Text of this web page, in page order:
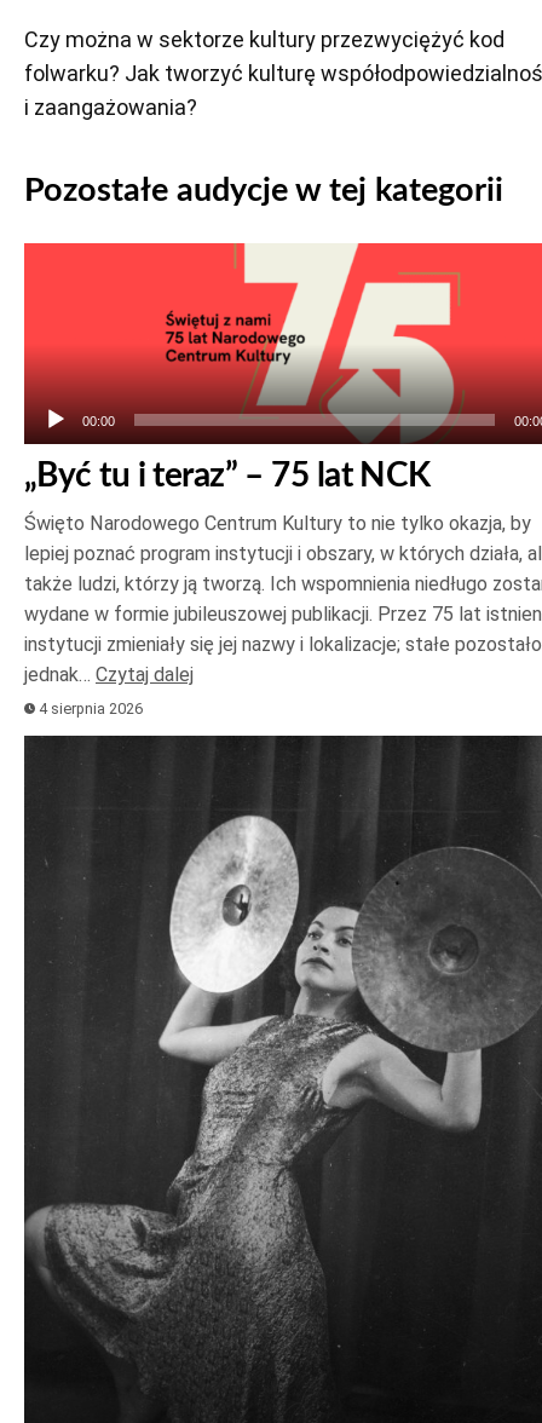
Czy można w sektorze kultury przezwyciężyć kod
folwarku? Jak tworzyć kulturę
i zaangażowania?
Pozostałe audycje w tej kategorii
00:00
„Być tu i teraz” – 75 lat NCK
Święto Narodowego Centrum Kultury to nie tylko okazja, by
lepiej poznać program instytucji i obszary, w których działa,
także ludzi, którzy ją tworzą. Ich wspomnienia niedługo
wydane w formie jubileuszowej publikacji. Przez 75 lat
instytucji zmieniały się jej nazwy i lokalizacje; stałe pozostało
jednak… Czytaj dalej
4 sierpnia 2026